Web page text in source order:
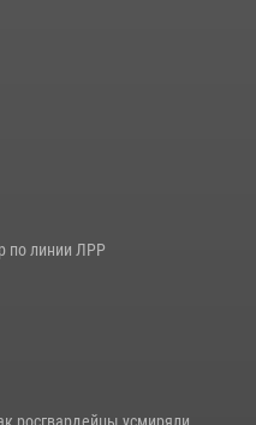
Управления
проверил ДОЛ «Орленок»
по линии ЛРР